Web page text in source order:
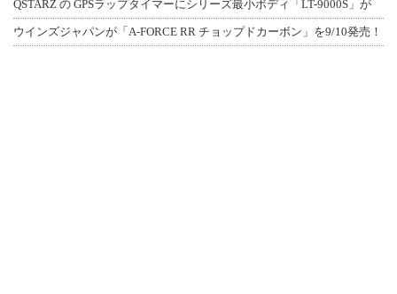
QSTARZ の GPSラップタイマーにシリーズ最小ボディ「LT-9000S」が
ウインズジャパンが「A-FORCE RR チョップドカーボン」を9/10発売！